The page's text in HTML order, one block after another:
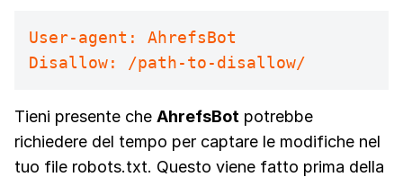
User-agent: AhrefsBot
Disallow: /path-to-disallow/
Tieni presente che AhrefsBot potrebbe
richiedere del tempo per captare le modifiche nel
tuo file robots.txt. Questo viene fatto prima della